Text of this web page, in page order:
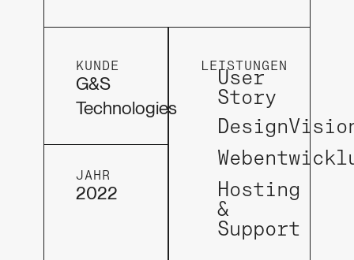
KUNDE
G&S
Technologies
JAHR
2022
LEISTUNGEN
User
Story
Hosting
&
Support